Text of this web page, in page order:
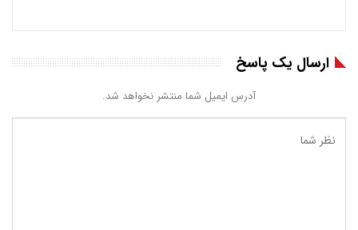
ارسال یک پاسخ
آدرس ایمیل شما منتشر نخواهد شد.